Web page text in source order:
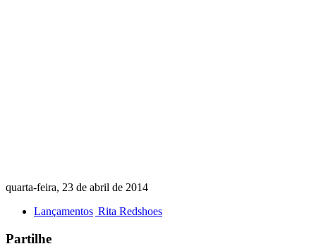
quarta-feira, 23 de abril de 2014
Lançamentos Rita Redshoes
Partilhe